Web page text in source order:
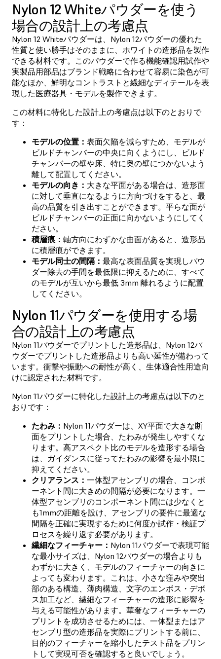
Nylon 12 Whiteパウダーを使う
場合の設計上の考慮点
Nylon 12 Whiteパウダーは、Nylon 12パウダーの優れた
性質と使い勝手はそのままに、ホワイトの造形品を製作
できる材料です。このパウダーで作る機能確認用試作や
実製品用部品はブランド戦略に合わせて容易に染色が可
能なほか、鮮明なコントラストと繊細なディテールを表
現した医療器具・モデルを製作できます。
この材料に特化した設計上の考慮点は以下のとおりで
す：
モデルの位置： 表面欠陥を減らすため、モデルが
ビルドチャンバーの中央に向くようにし、ビルド
チャンバーの壁や床、特に奥の壁につかないよう
離して配置してください。
モデルの向き： 大きな平面がある場合は、造形面
に対して垂直になるように方向づけをすると、最
高の品質を引き出すことができます。平らな面が
ビルドチャンバーの正面に向かないようにしてく
ださい。
積層痕： 軸方向にわずかな曲面があると、造形品
に積層痕ができます。
モデル同士の間隔： 最高な表面品質を実現しパウ
ダー除去の手間を最低限に抑えるために、すべて
のモデルが互いから最低 3mm 離れるように配置
してください。
Nylon 11パウダーを使用する場
合の設計上の考慮点
Nylon 11パウダーでプリントした造形品は、Nylon 12パ
ウダーでプリントした造形品よりも高い延性が備わって
います。衝撃や振動への耐性が高く、生体適合性用途向
けに認定された材料です。
Nylon 11パウダーに特化した設計上の考慮点は以下のと
おりです：
たわみ： Nylon 11パウダーは、XY平面で大きな断
面をプリントした場合、たわみが発生しやすくな
ります。高アスペクト比のモデルを造形する場合
は、ガイダンスに従ってたわみの影響を最小限に
抑えてください。
クリアランス： 一体型アセンブリの場合、コンポ
ーネント間に大きめの間隔が必要になります。一
体型アセンブリのコンポーネント間には少なくと
も1mmの距離を設け、アセンブリの要件に最適な
間隔を正確に実現するために何度か試作・検証プ
ロセスを繰り返す必要があります。
繊細なフィーチャー： Nylon 11パウダーで表現可能
な最小サイズは、Nylon 12パウダーの場合よりも
わずかに大きく、モデルのフィーチャーの向きに
よっても変わります。これは、小さな窪みや突出
部のある構造、薄肉構造、文字のエンボス・デボ
ス加工など、繊細なフィーチャーの造形に影響を
与える可能性があります。華奢なフィーチャーの
プリントを成功させるためには、一体型またはア
センブリ型の造形品を実際にプリントする前に、
目的のフィーチャーを縮小したテスト品をプリン
トして実現可否を確認すると良いでしょう。